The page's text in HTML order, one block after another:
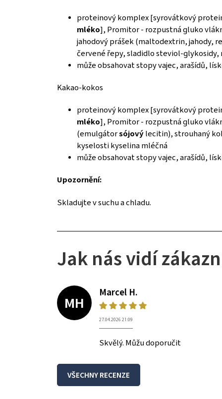
proteinový komplex [syrovátkový
mléko], Promitor - rozpustná gluko
jahodový prášek (maltodextrin, jahody,
červené řepy, sladidlo steviol-
může obsahovat stopy vajec, arašídů,
Kakao-kokos
proteinový komplex [syrovátkový
mléko], Promitor - rozpustná gluko
(emulgátorsójový lecitin), strouhaný
kyselosti kyselina mléčná
může obsahovat stopy vajec, arašídů,
Upozornění:
Skladujte v suchu a chladu.
Jak nás vidí
MH
Marcel H.
27.04.2026 21:09
Skvělý. Můžu doporučit
VŠECHNY RECENZE